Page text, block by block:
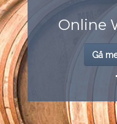
Online
Gå